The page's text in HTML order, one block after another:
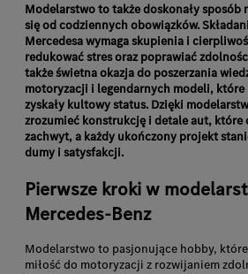
Modelarstwo to także doskonały sposób
się od codziennych obowiązków.
Mercedesa wymaga skupienia i
redukować stres oraz poprawiać
także świetna okazja do poszerzania
motoryzacji i legendarnych modeli, które
zyskały kultowy status. Dzięki
zrozumieć konstrukcję i detale aut, które
zachwyt, a każdy ukończony projekt
dumy i satysfakcji.
Pierwsze kroki w
Mercedes-Benz
Modelarstwo to pasjonujące hobby,
miłość do motoryzacji z rozwijaniem